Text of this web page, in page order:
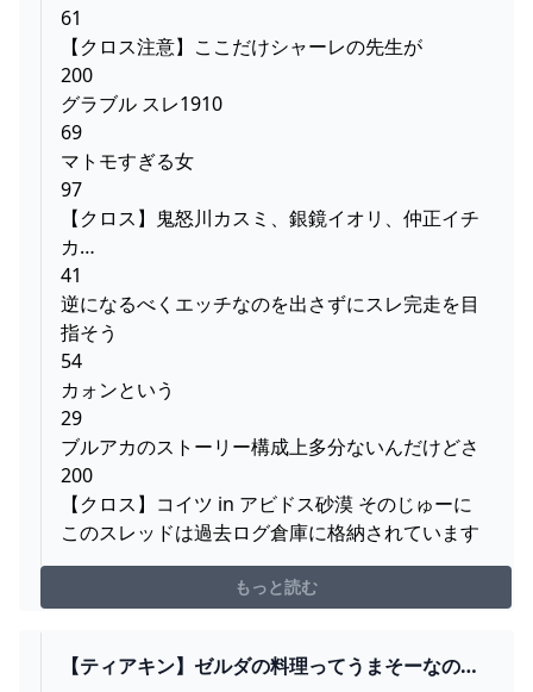
61
【クロス注意】ここだけシャーレの先生が
200
グラブル スレ1910
69
マトモすぎる女
97
【クロス】鬼怒川カスミ、銀鏡イオリ、仲正イチ
カ…
41
逆になるべくエッチなのを出さずにスレ完走を目
指そう
54
カォンという
29
ブルアカのストーリー構成上多分ないんだけどさ
200
【クロス】コイツ in アビドス砂漠 そのじゅーに
このスレッドは過去ログ倉庫に格納されています
もっと読む
【ティアキン】ゼルダの料理ってうまそーなのつ